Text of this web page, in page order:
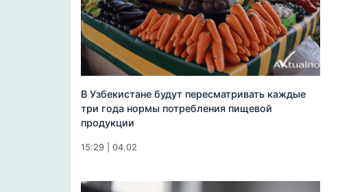
В Узбекистане будут пересматривать каждые
три года нормы потребления пищевой
продукции
15:29 | 04.02